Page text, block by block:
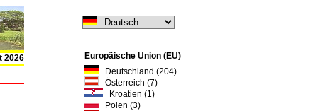
2026
Europäische Union (EU)
Deutschland (204)
Österreich (7)
Kroatien (1)
Polen (3)